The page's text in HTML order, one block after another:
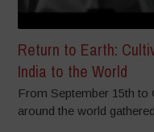
Return to Earth:
India to the World
From September 15th to
around the world